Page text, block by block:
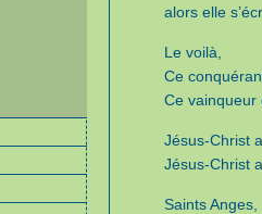
alors elle
Le voilà,
Ce
Ce vainqueur
Jésus-Christ
Jésus-Christ
Saints Anges,